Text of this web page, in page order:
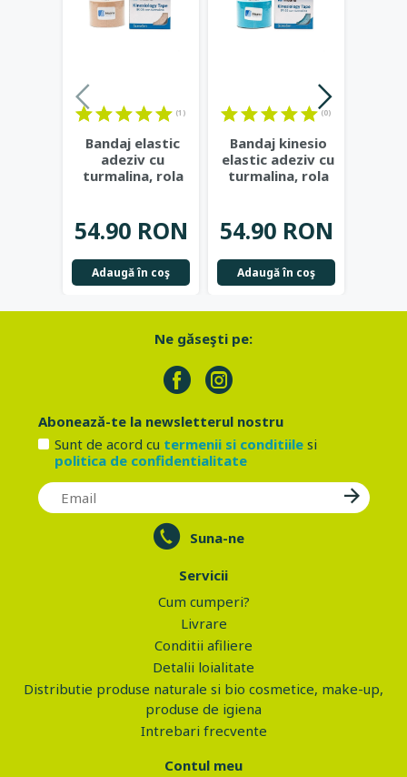
(1)
Bandaj elastic
adeziv cu
turmalina, rola
54.90 RON
Adaugă în coş
(0)
Bandaj kinesio
elastic adeziv cu
turmalina, rola
54.90 RON
Adaugă în coş
Ne găseşti pe:
Abonează-te la newsletterul nostru
Sunt de acord cu termenii si conditiilesi
politica de confidentialitate
Suna-ne
Servicii
Cum cumperi?
Livrare
Conditii afiliere
Detalii loialitate
Distributie produse naturale si bio cosmetice, make-up,
produse de igiena
Intrebari frecvente
Contul meu